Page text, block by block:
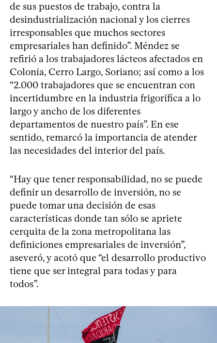
de sus puestos de trabajo, contra la
desindustrialización nacional y los cierres
irresponsables que muchos sectores
empresariales han definido”. Méndez se
refirió a los trabajadores lácteos afectados en
Colonia, Cerro Largo, Soriano; así como a los
“2.000 trabajadores que se encuentran con
incertidumbre en la industria frigorífica a lo
largo y ancho de los diferentes
departamentos de nuestro país”. En ese
sentido, remarcó la importancia de atender
las necesidades del interior del país.
“Hay que tener responsabilidad, no se puede
definir un desarrollo de inversión, no se
puede tomar una decisión de esas
características donde tan sólo se apriete
cerquita de la zona metropolitana las
definiciones empresariales de inversión”,
aseveró, y acotó que “el desarrollo productivo
tiene que ser integral para todas y para
todos”.